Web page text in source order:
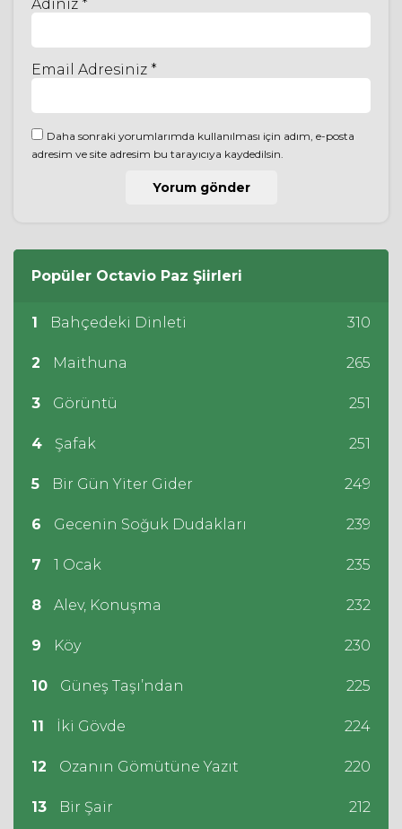
Adınız *
Email Adresiniz *
Daha sonraki yorumlarımda kullanılması için adım, e-posta
adresim ve site adresim bu tarayıcıya kaydedilsin.
Popüler Octavio Paz Şiirleri
1 Bahçedeki Dinleti 310
2 Maithuna 265
3 Görüntü 251
4 Şafak 251
5 Bir Gün Yiter Gider 249
6 Gecenin Soğuk Dudakları 239
7 1 Ocak 235
8 Alev, Konuşma 232
9 Köy 230
10 Güneş Taşı’ndan 225
11 İki Gövde 224
12 Ozanın Gömütüne Yazıt 220
13 Bir Şair 212